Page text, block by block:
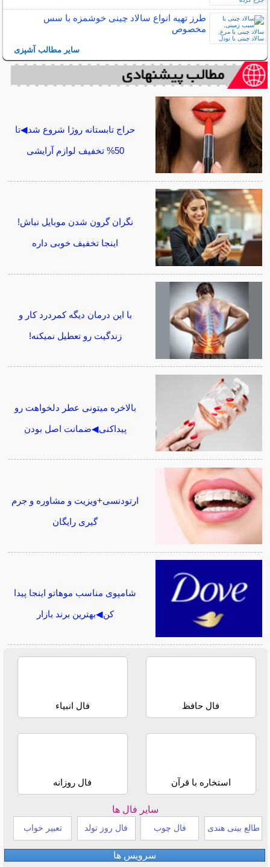
طرز تهیه انواع سالاد چینی خوشمزه با سس
مخصوص
سایر مطالب آشپزی
حراج تابستانه روژا شروع شد◀تا
50% تخفیف لوازم آرایشی
نگران گرون شدن موبایل نباش!
اینجا تخفیف خوبی داره
با این درمان دیگه کمردرد کار و
زندگیت رو تعطیل نمیکنه!
بالاخره میتونی عطر دلخواهت رو
پیداکنی◀ضمانت اصل بودن
ارتودنسی+ویزیت و مشاوره و جرم
گیری رایگان
شامپوی مناسب موهاتو اینجا پیدا
کن◀بهترین برند بازار
فال حافظ فال انبیاء
استخاره با قرآن فال روزانه
سایر فال ها
طالع بینی هندی فال چوب فال روز تولد تعبیر خواب
سرویس ها